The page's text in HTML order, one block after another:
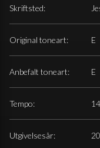
Skriftsted:
Original toneart: E
Anbefalt toneart: E
Tempo:
Utgivelsesår: